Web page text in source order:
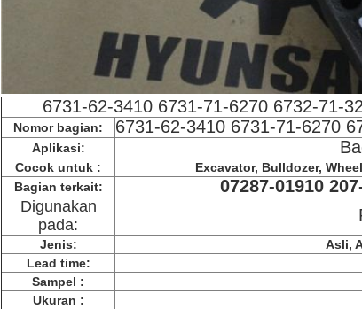
6731-62-3410 6731-71-6270 6732-71-
Nomor bagian: 6731-62-3410 6731-71-6270
Aplikasi:
Cocok untuk :
Excavator, Bulldozer,
Bagian terkait:
07287-01910
Digunakan
pada:
Jenis:
Asli,
Lead time:
Sampel :
Ukuran :